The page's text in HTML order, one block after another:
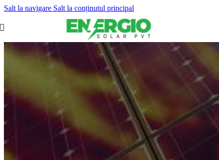
Salt la navigare Salt la conținutul principal